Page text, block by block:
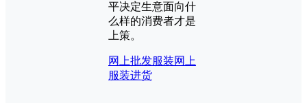
平决定生意面向什
么样的消费者才是
上策。
网上批发服装网上
服装进货